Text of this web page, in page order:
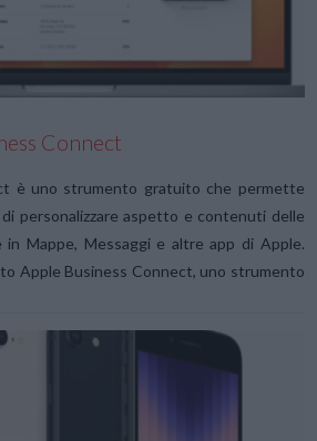
Connect
è uno strumento gratuito che permette
personalizzare aspetto e contenuti delle
in Mappe, Messaggi e altre app di Apple.
Apple Business Connect, uno strumento